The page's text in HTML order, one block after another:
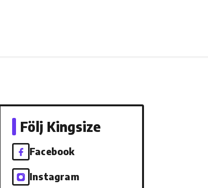
Följ Kingsize
Facebook
Instagram